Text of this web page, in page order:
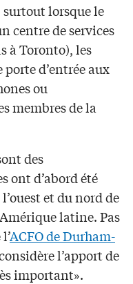
lorsque le
centre de services
à Toronto), les
d’entrée aux
ou
membres de la
des
ont d’abord été
et du nord de
latine. Pas
ACFO de Durham-
l’apport de
important».